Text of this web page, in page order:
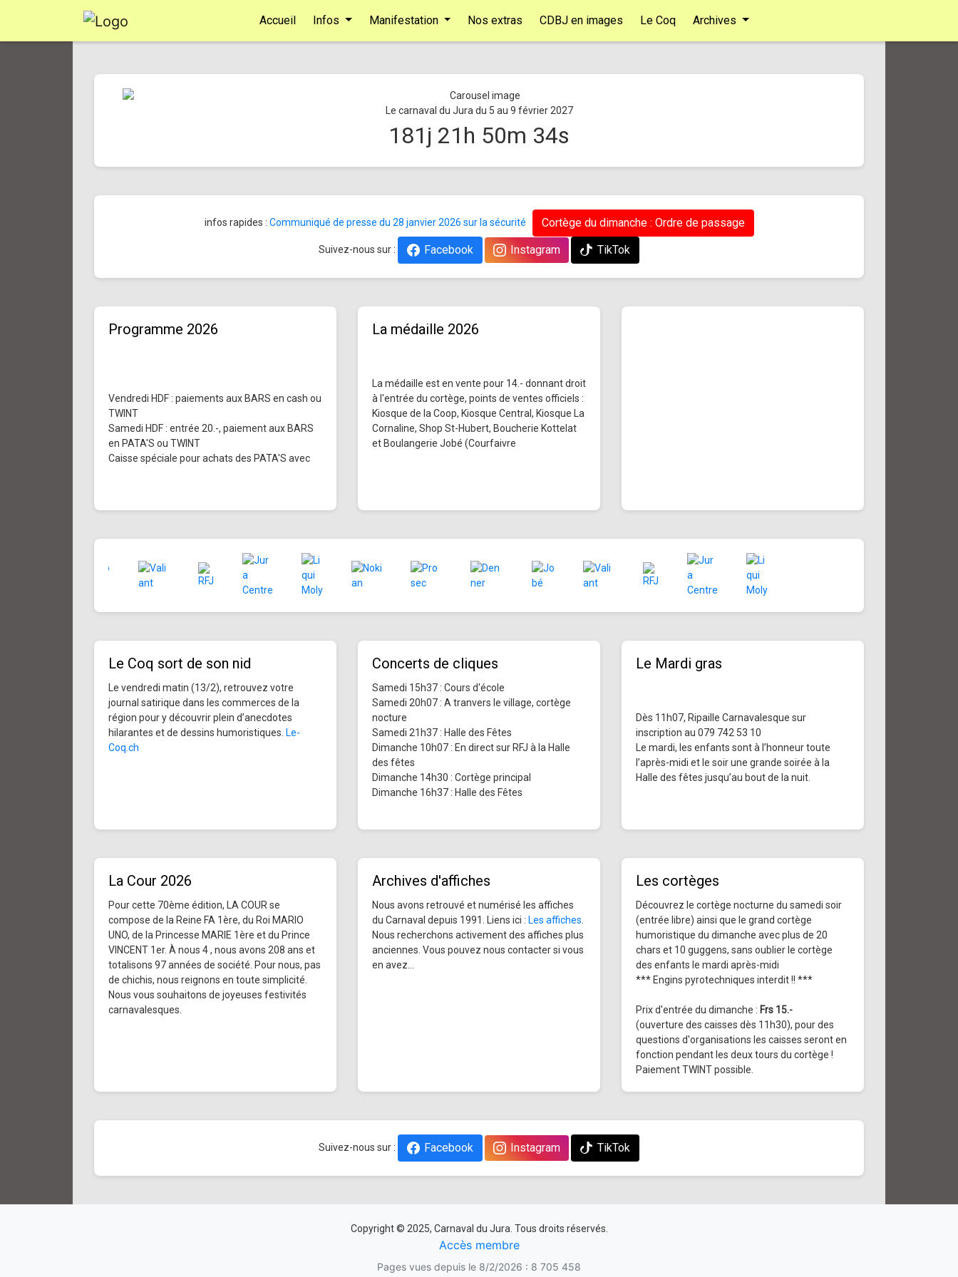
Accueil Infos Manifestation Nos extras CDBJ en images Le Coq Archives
Le carnaval du Jura du 5 au 9 février 2027
181 j 21 h 50m 33s
infos rapides : Communiqué de presse du 28 janvier 2026 sur la sécurité Cortège du dimanche : Ordre de passage
Suivez-nous sur : Facebook Instagram TikTok
Programme 2026
Vendredi HDF : paiements aux BARS en cash ou
TWINT
Samedi HDF : entrée 20.-, paiement aux BARS
en PATA'S ou TWINT
Caisse spéciale pour achats des PATA'S avec
La médaille 2026
La médaille est en vente pour 14.- donnant droit
à l'entrée du cortège, points de ventes officiels :
Kiosque de la Coop, Kiosque Central, Kiosque La
Cornaline, Shop St-Hubert, Boucherie Kottelat
et Boulangerie Jobé (Courfaivre
Le Coq sort de son nid
Le vendredi matin (13/2), retrouvez votre
journal satirique dans les commerces de la
région pour y découvrir plein d’anecdotes
hilarantes et de dessins humoristiques. Le-
Coq.ch
Concerts de cliques
Samedi 15h37 : Cours d'école
Samedi 20h07 : A tranvers le village, cortège
nocture
Samedi 21h37 : Halle des Fêtes
Dimanche 10h07 : En direct sur RFJ à la Halle
des fêtes
Dimanche 14h30 : Cortège principal
Dimanche 16h37 : Halle des Fêtes
Le Mardi gras
Dès 11h07, Ripaille Carnavalesque sur
inscription au 079 742 53 10
Le mardi, les enfants sont à l’honneur toute
l’après-midi et le soir une grande soirée à la
Halle des fêtes jusqu’au bout de la nuit.
La Cour 2026
Pour cette 70ème édition, LA COUR se
compose de la Reine FA 1ère, du Roi MARIO
UNO, de la Princesse MARIE 1ère et du Prince
VINCENT 1er. À nous 4 , nous avons 208 ans et
totalisons 97 années de société. Pour nous, pas
de chichis, nous reignons en toute simplicité.
Nous vous souhaitons de joyeuses festivités
carnavalesques.
Archives d'affiches
Nous avons retrouvé et numérisé les affiches
du Carnaval depuis 1991. Liens ici : Les affiches
Nous recherchons activement des affiches plus
anciennes. Vous pouvez nous contacter si vous
en avez...
Les cortèges
Découvrez le cortège nocturne du samedi soir
(entrée libre) ainsi que le grand cortège
humoristique du dimanche avec plus de 20
chars et 10 guggens, sans oublier le cortège
des enfants le mardi après-midi
*** Engins pyrotechniques interdit !! ***
Prix d'entrée du dimanche : Frs 15.-
(ouverture des caisses dès 11h30), pour des
questions d'organisations les caisses seront en
fonction pendant les deux tours du cortège !
Paiement TWINT possible.
Suivez-nous sur : Facebook Instagram TikTok
Copyright © 2025, Carnaval du Jura. Tous droits réservés.
Accès membre
Pages vues depuis le 8/2/2026 : 8 705 458